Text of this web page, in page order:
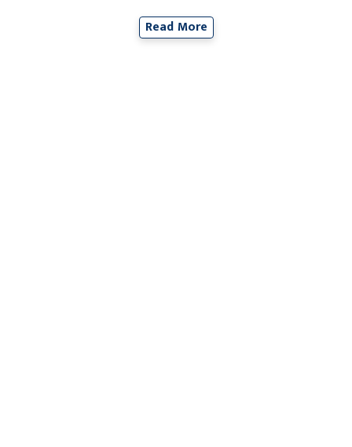
Read More